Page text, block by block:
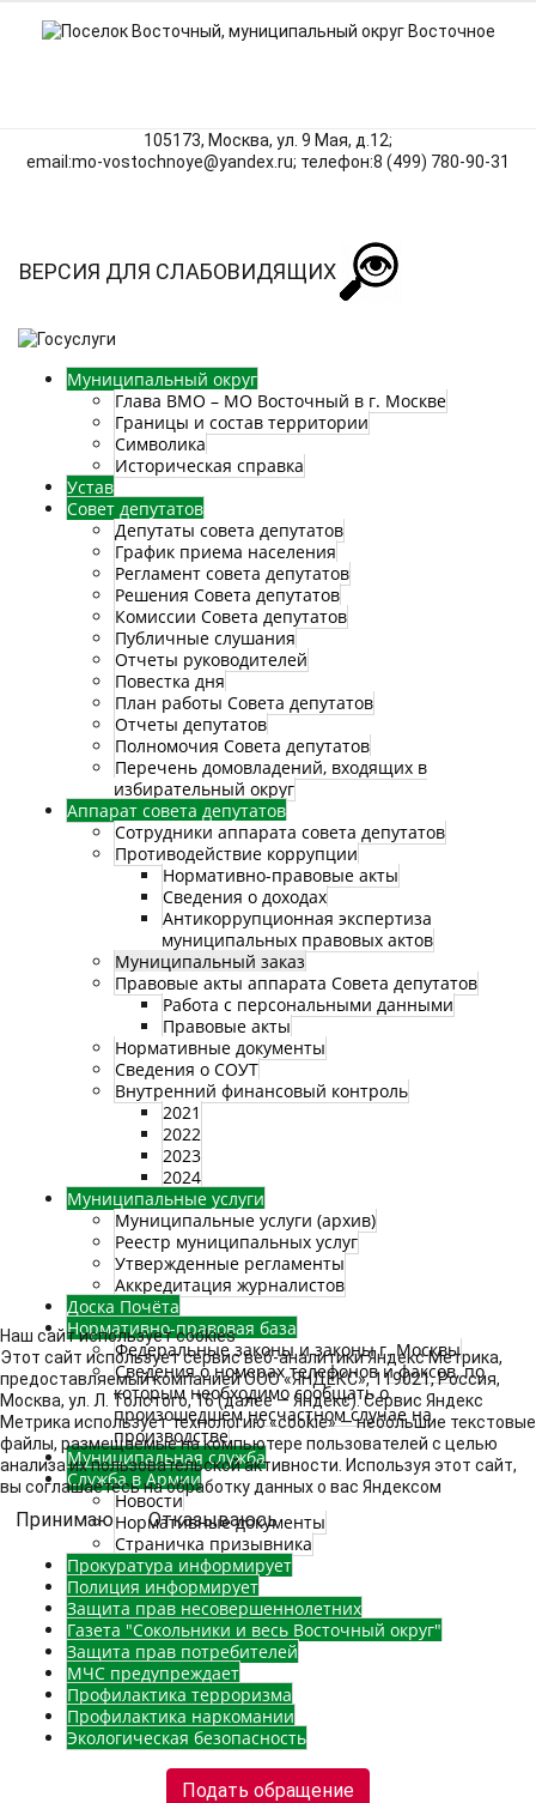
105173, Москва, ул. 9 Мая, д.12;
email:mo‑vostochnoye@yandex.ru; телефон:8 (499) 780‑90‑31
ВЕРСИЯ ДЛЯ СЛАБОВИДЯЩИХ
Муниципальный округ
Глава ВМО – МО Восточный в г. Москве
Границы и состав территории
Символика
Историческая справка
Устав
Совет депутатов
Депутаты совета депутатов
График приема населения
Регламент совета депутатов
Решения Совета депутатов
Комиссии Совета депутатов
Публичные слушания
Отчеты руководителей
Повестка дня
План работы Совета депутатов
Отчеты депутатов
Полномочия Совета депутатов
Перечень домовладений, входящих в
избирательный округ
Аппарат совета депутатов
Сотрудники аппарата совета депутатов
Противодействие коррупции
Нормативно-правовые акты
Сведения о доходах
Антикоррупционная экспертиза
муниципальных правовых актов
Муниципальный заказ
Правовые акты аппарата Совета депутатов
Работа с персональными данными
Правовые акты
Нормативные документы
Сведения о СОУТ
Внутренний финансовый контроль
2021
2022
2023
2024
Муниципальные услуги
Муниципальные услуги (архив)
Реестр муниципальных услуг
Утвержденные регламенты
Аккредитация журналистов
Доска Почёта
Нормативно-правовая база
Федеральные законы и законы г. Москвы
Сведения о номерах телефонов и факсов, по
которым необходимо сообщать о
произошедшем несчастном случае на
производстве
Муниципальная служба
Служба в Армии
Новости
Нормативные документы
Страничка призывника
Прокуратура информирует
Полиция информирует
Защита прав несовершеннолетних
Газета "Сокольники и весь Восточный округ"
Защита прав потребителей
МЧС предупреждает
Профилактика терроризма
Профилактика наркомании
Экологическая безопасность
Подать обращение
Наш сайт использует cookies
Этот сайт использует сервис веб-аналитики Яндекс Метрика,
предоставляемый компанией ООО «ЯНДЕКС», 119021, Россия,
Москва, ул. Л. Толстого, 16 (далее — Яндекс). Сервис Яндекс
Метрика использует технологию «cookie» — небольшие текстовые
файлы, размещаемые на компьютере пользователей с целью
анализа их пользовательской активности. Используя этот сайт,
вы соглашаетесь на обработку данных о вас Яндексом
Принимаю Отказываюсь